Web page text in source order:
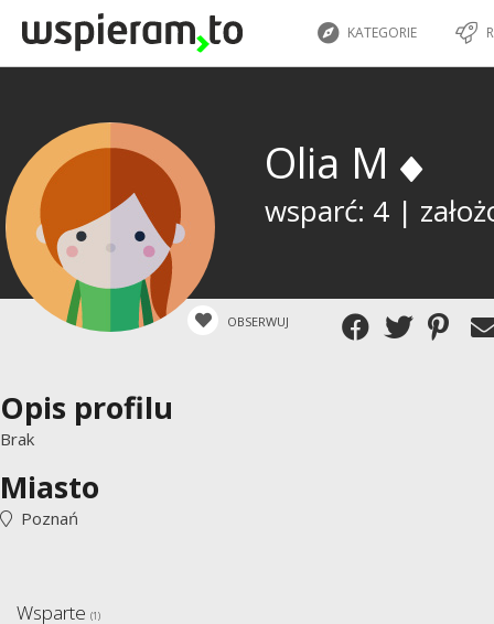
KATEGORIE
Olia M
wsparć: 4 |
OBSERWUJ
Opis profilu
Brak
Miasto
Poznań
Wsparte (1)